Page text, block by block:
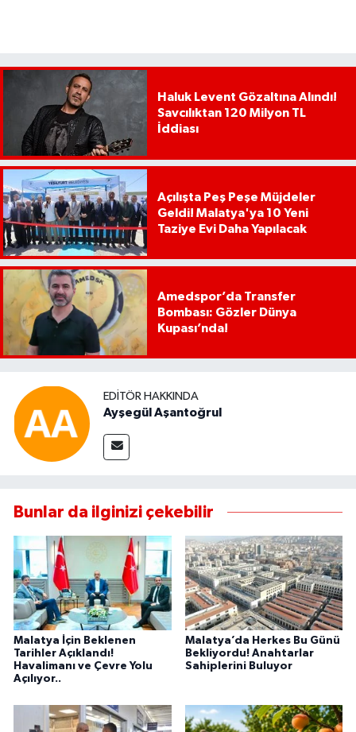
Haluk Levent Gözaltına Alındı!
Savcılıktan 120 Milyon TL
İddiası
Açılışta Peş Peşe Müjdeler
Geldi! Malatya'ya 10 Yeni
Taziye Evi Daha Yapılacak
Amedspor’da Transfer
Bombası: Gözler Dünya
Kupası’nda!
EDITÖR HAKKINDA
Ayşegül Aşantoğrul
Bunlar da ilginizi çekebilir
Malatya İçin Beklenen
Tarihler Açıklandı!
Havalimanı ve Çevre Yolu
Açılıyor..
Malatya’da Herkes Bu Günü
Bekliyordu! Anahtarlar
Sahiplerini Buluyor